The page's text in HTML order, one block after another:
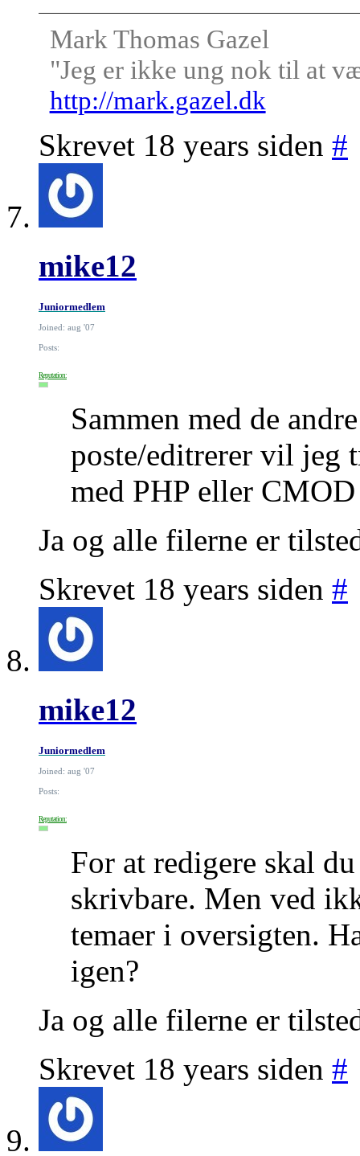
Mark Thomas Gazel
"Jeg er ikke ung nok til at
http://mark.gazel.dk
Skrevet 18 years siden #
mike12
Juniormedlem
Joined: aug '07
Posts:
Reputation:
Sammen med de
poste/editrerer vil jeg
med PHP eller
Ja og alle filerne er
Skrevet 18 years siden #
mike12
Juniormedlem
Joined: aug '07
Posts:
Reputation:
For at redigere skal
skrivbare. Men ved
temaer i oversigten.
igen?
Ja og alle filerne er
Skrevet 18 years siden #